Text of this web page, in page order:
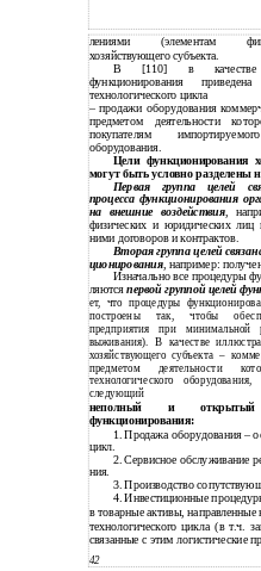
лениями (элементам
хозяйствующего субъекта.
В [110] в качестве
функционирования
технологического цикла
– продажи оборудования
предметом деятельности
покупателям
оборудования.
Цели функционирования
могут быть условно разделены
Первая группа целей
процесса функционирования
на внешние воздействия,
физических и юридических лиц
ними договоров и контрактов.
Вторая группа целей
ционирования, например:
Изначально все процедуры
ляютсяпервой группой целей
ет, что процедуры
построены так, чтобы
предприятия при минимальной
выживания). В качестве
хозяйствующего субъекта –
предметом деятельности
технологического
следующий
неполный и открытый
функционирования:
1. Продажа оборудования –
цикл.
2. Сервисное обслуживание
ния.
3. Производство
4. Инвестиционные
в товарные активы, направленные
технологического цикла (в т.ч.
связанные с этим логистические
42